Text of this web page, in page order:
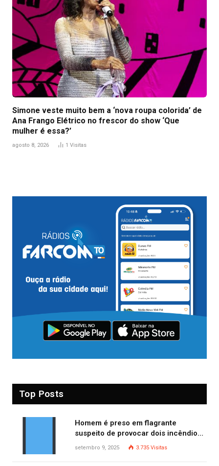
Simone veste muito bem a ‘nova roupa colorida’ de
Ana Frango Elétrico no frescor do show ‘Que
mulher é essa?’
agosto 8, 2026 1 Visitas
Top Posts
Homem é preso em flagrante
suspeito de provocar dois incêndios
criminosos no mesmo dia
setembro 9, 2025 3.735 Visitas